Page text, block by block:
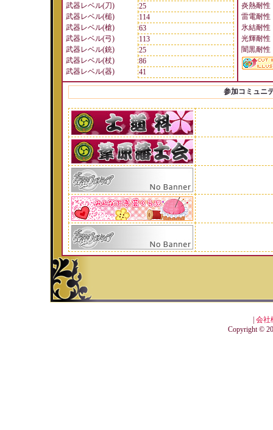
武器レベル(刀)
25
武器レベル(槌)
114
武器レベル(槍)
63
武器レベル(弓)
113
武器レベル(銃)
25
武器レベル(杖)
86
武器レベル(器)
41
炎熱耐性
雷電耐性
氷結耐性
光輝耐性
闇黒耐性
参加コミュニ
会社
Copyright ©